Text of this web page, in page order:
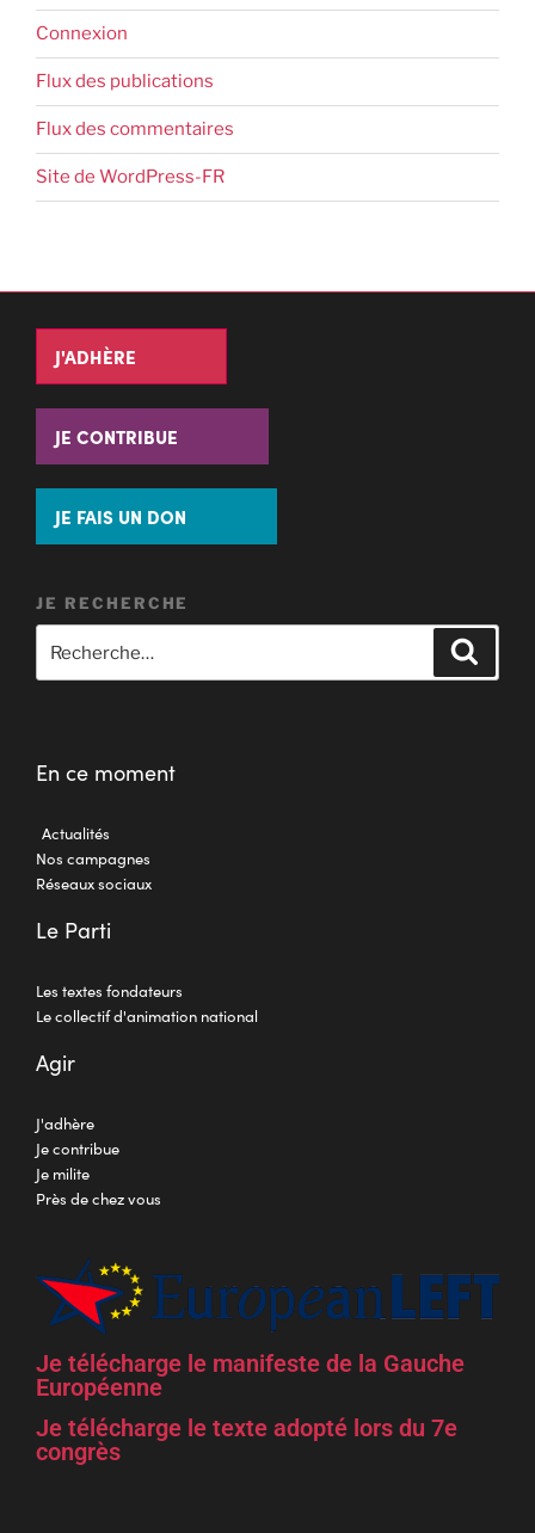
Connexion
Flux des publications
Flux des commentaires
Site de WordPress-FR
J'ADHÈRE
JE CONTRIBUE
JE FAIS UN DON
JE RECHERCHE
En ce moment
Actualités
Nos campagnes
Réseaux sociaux
Le Parti
Les textes fondateurs
Le collectif d'animation national
Agir
J'adhère
Je contribue
Je milite
Près de chez vous
Je télécharge le manifeste de la Gauche
Européenne
Je télécharge le texte adopté lors du 7e
congrès